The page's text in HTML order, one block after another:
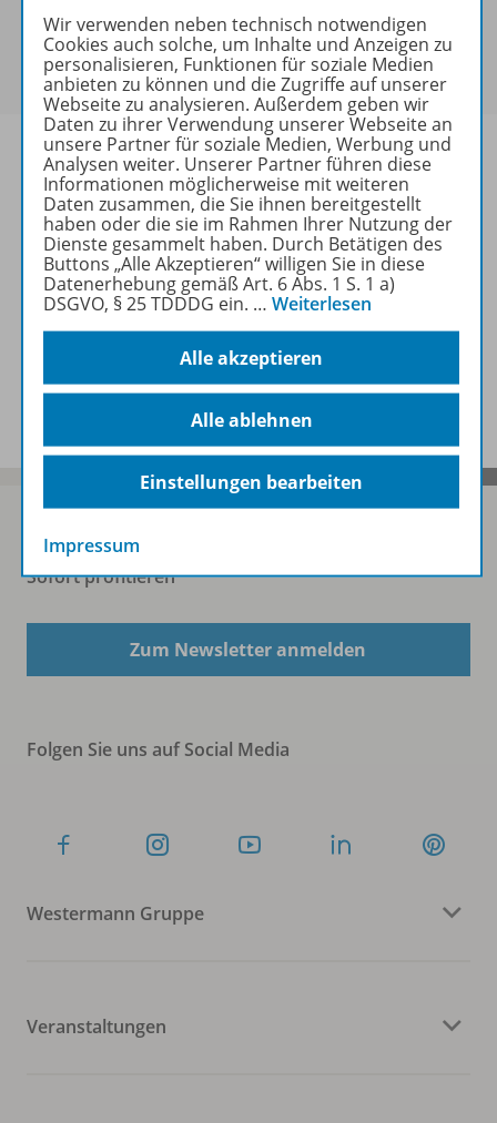
Sie haben ein passendesSpar-Paket?
Um den für Sie gültigen Preis zu sehen,melden Sie
sich bitte an.
Informationen
Weitere Inhalte der Ausgabe
Spar-Pakete
Sofort profitieren
Zum Newsletter anmelden
Folgen Sie uns auf Social Media
Westermann Gruppe
Veranstaltungen
Wir verwenden neben technisch notwendigen
Cookies auch solche, um Inhalte und Anzeigen zu
personalisieren, Funktionen für soziale Medien
anbieten zu können und die Zugriffe auf unserer
Webseite zu analysieren. Außerdem geben wir
Daten zu ihrer Verwendung unserer Webseite an
unsere Partner für soziale Medien, Werbung und
Analysen weiter. Unserer Partner führen diese
Informationen möglicherweise mit weiteren
Daten zusammen, die Sie ihnen bereitgestellt
haben oder die sie im Rahmen Ihrer Nutzung der
Dienste gesammelt haben. Durch Betätigen des
Buttons „Alle Akzeptieren“ willigen Sie in diese
Datenerhebung gemäß Art. 6 Abs. 1 S. 1 a)
DSGVO, § 25 TDDDG ein. … Weiterlesen
Alle akzeptieren
Alle ablehnen
Einstellungen bearbeiten
Impressum